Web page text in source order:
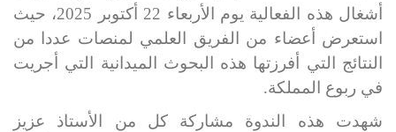
أشغال هذه الفعالية يوم الأربعاء 22 أكتوبر 2025، حيث
استعرض أعضاء من الفريق العلمي لمنصات عددا من
النتائج التي أفرزتها هذه البحوث الميدانية التي أجريت
في ربوع المملكة.
شهدت هذه الندوة مشاركة كل من الأستاذ عزيز